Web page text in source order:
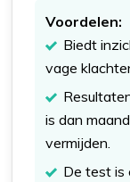
Voordelen:
Biedt
vage
is dan
vermijden.
De test is